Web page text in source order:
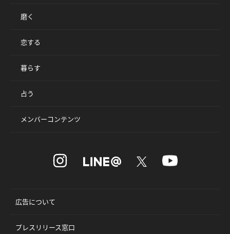
磨く
恋する
暮らす
占う
メンバーコンテンツ
広告について
プレスリリース窓口